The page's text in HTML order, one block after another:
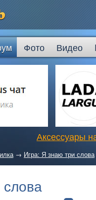
Фото Видео
Аксессуары
→ Игра: Я знаю три слова